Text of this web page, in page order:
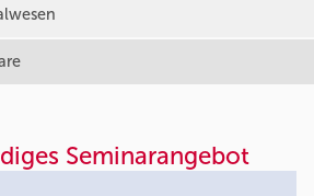
Seminarangebot